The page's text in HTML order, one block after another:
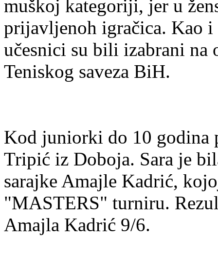
muškoj kategoriji, jer u
prijavljenoh igračica. Kao
učesnici su bili izabrani na
Teniskog saveza BiH.
Kod juniorki do 10 godina
Tripić iz Doboja. Sara je
sarajke Amajle Kadrić,
"MASTERS" turniru.
Amajla Kadrić 9/6.